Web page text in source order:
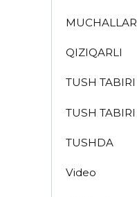
MUCHALLAR
QIZIQARLI
TUSH TABIRI
TUSH TABIRI
TUSHDA
Video